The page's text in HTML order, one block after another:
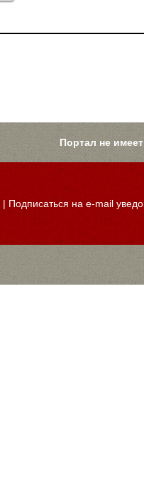
Портал не
| Подписаться на e-mail